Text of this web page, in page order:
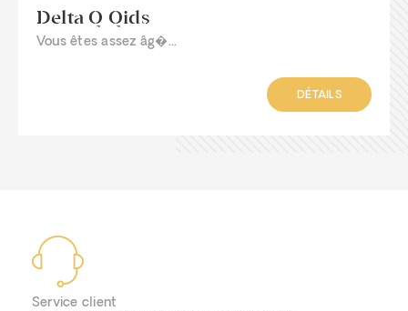
Delta Q Qids
Vous êtes assez âg�...
DÉTAILS
Service client